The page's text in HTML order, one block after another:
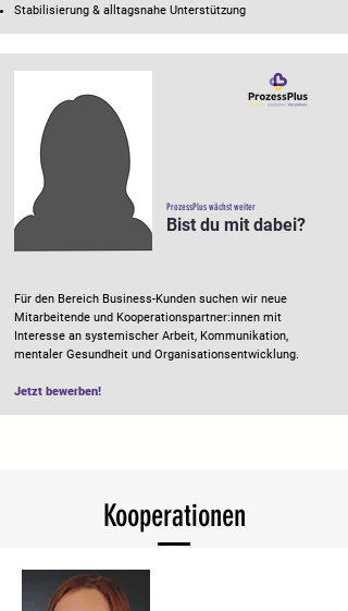
Stabilisierung & alltagsnahe Unterstützung
ProzessPlus wächst weiter
Bist du mit dabei?
Für den Bereich Business-Kunden suchen wir neue
Mitarbeitende und Kooperationspartner:innen mit
Interesse an systemischer Arbeit, Kommunikation,
mentaler Gesundheit und Organisationsentwicklung.
Jetzt bewerben!
Kooperationen